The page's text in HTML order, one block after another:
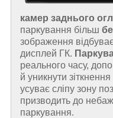
камер заднього
паркування більш
зображення
дисплей ГК.
реального часу,
й уникнути
усуває сліпу зону
призводить до
паркування.